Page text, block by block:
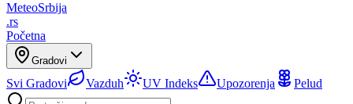
MeteoSrbija
.rs
Početna
Gradovi
Svi Gradovi Vazduh UV Indeks Upozorenja Pelud